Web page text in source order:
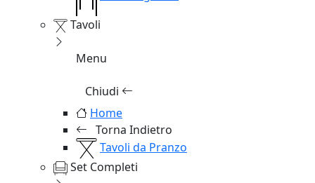
Tavoli
Menu
Chiudi
Home
Torna Indietro
Tavoli da Pranzo
Set Completi